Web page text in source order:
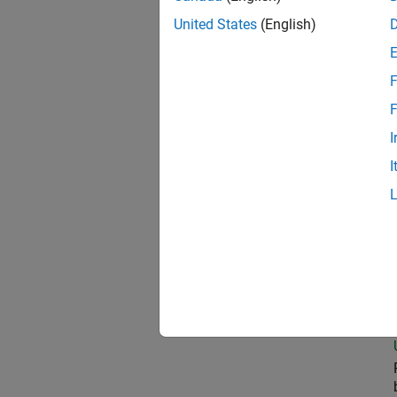
United States (English)